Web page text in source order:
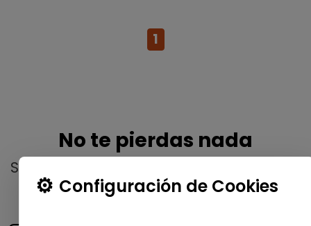
1
No te pierdas nada
Suscríbete a nuestro
recibe las últimas ofertas y noticias
Configuración de Cookies